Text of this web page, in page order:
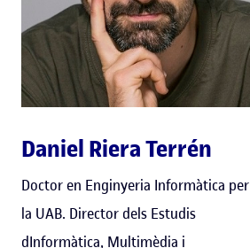
Daniel Riera Terrén
Doctor en Enginyeria Informàtica per
la UAB. Director dels Estudis
dInformàtica, Multimèdia i